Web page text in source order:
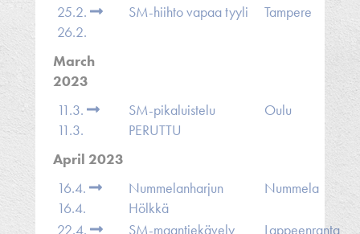
25.2.
26.2.
SM-hiihto vapaa tyyli Tampere
March
2023
11.3.
11.3.
SM-pikaluistelu
PERUTTU
Oulu
April 2023
16.4.
16.4.
Nummelanharjun
Hölkkä
Nummela
22.4.
SM-maantiekävely Lappeenranta